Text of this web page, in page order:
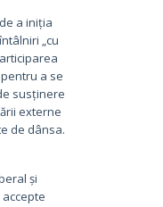
a iniția
„cu
a se
susținere
externe
de dânsa.
și